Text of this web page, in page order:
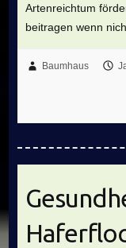
Artenreichtum
beitragen wenn
Baumhaus